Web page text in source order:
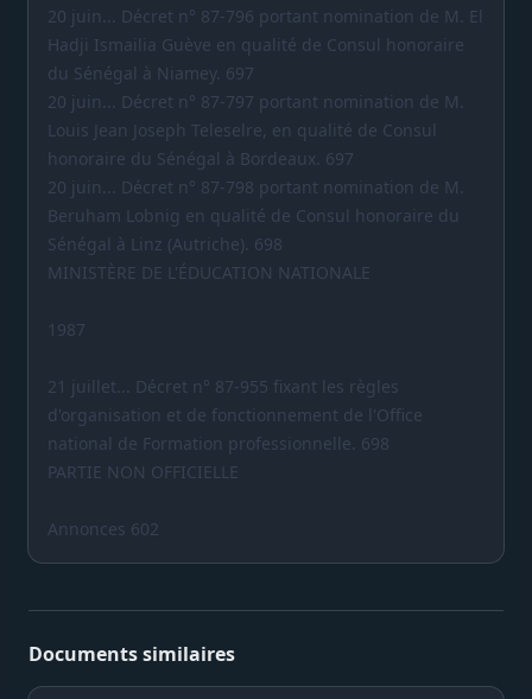
20 juin... Décret n° 87-796 portant nomination de M. El
Hadji Ismailia Guève en qualité de Consul honoraire
du Sénégal à Niamey. 697
20 juin... Décret n° 87-797 portant nomination de M.
Louis Jean Joseph Teleselre, en qualité de Consul
honoraire du Sénégal à Bordeaux. 697
20 juin... Décret n° 87-798 portant nomination de M.
Beruham Lobnig en qualité de Consul honoraire du
Sénégal à Linz (Autriche). 698
MINISTÈRE DE L'ÉDUCATION NATIONALE
1987
21 juillet... Décret n° 87-955 fixant les règles
d'organisation et de fonctionnement de l'Office
national de Formation professionnelle. 698
PARTIE NON OFFICIELLE
Annonces 602
Documents similaires